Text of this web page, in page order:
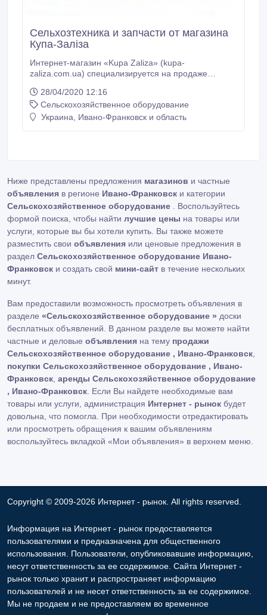
Сельхозтехника и запчасти от магазина
Купа-Залiза
Интернет-магазин «Kupa Zaliza» (kupa-
zaliza.com.ua) специализируется на продаже
купить трактор, мотоблок, мотокультиватор, а также
другую спецтехнику для этой отрасли. В нашем
ассортименте вы найдете продукцию таких
28/04/2020 12:16
Сельскохозяйственное оборудование
Украина, Ивано-Франковск и область
Ниже представлены предложения магазинов и частные
объявления в регионе Ивано-Франковск и категории
Сельскохозяйственное оборудование . Воспользуйтесь
формой поиска, чтобы найти лучшие цены на товары или
услуги, которые вы бы хотели купить. Вы также можете
разместить свои объявления или ценовые предложения в
раздел Сельскохозяйственное оборудование Ивано-
Франковск и создать свой мини-сайт в течение нескольких
минут.
Вам предоставили возможность просмотреть объявления в
разделе «Сельскохозяйственное оборудование » доски
бесплатных объявлений. В данном разделе вы можете найти
частные и деловые объявления на тему продажи
Сельскохозяйственное оборудование , Ивано-Франковск,
покупки Сельскохозяйственное оборудование , Ивано-
Франковск, аренды Сельскохозяйственное оборудование
, Ивано-Франковск. Если Вы найдете необходимые вам
товары или услуги, администрация Интернет - рынок будет
довольна, что помогла. При необходимости отредактировать
или просмотреть обращения к вашим объявлениям
воспользуйтесь вкладкой «Мои объявления» в верхнем меню.
Copyright © 2009-2026 Интернет - рынок. All rights reserved.
Информация на Интернет - рынок предоставляется
пользователями и предназначена для общественного
использования. Пользователи, опубликовавшие информацию,
несут ответственность за ее содержимое. Сайта Интернет -
рынок только хранит и распространяет информацию
пользователей и не несет ответственность за ее содержимое.
Мы не продаем и не предоставляем во временное